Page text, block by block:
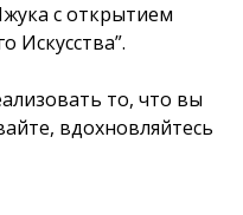
с открытием
Искусства”.
то, что вы
вдохновляйтесь